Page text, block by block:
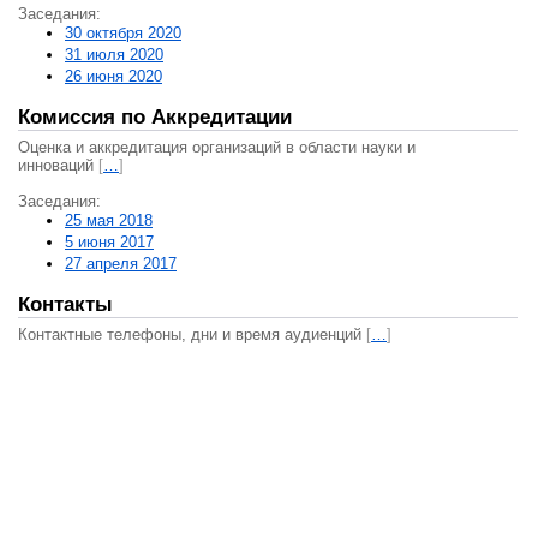
Заседания:
30 октября 2020
31 июля 2020
26 июня 2020
Комиссия по Аккредитации
Оценка и аккредитация организаций в области науки и
инноваций […]
Заседания:
25 мая 2018
5 июня 2017
27 апреля 2017
Контакты
Контактные телефоны, дни и время аудиенций […]